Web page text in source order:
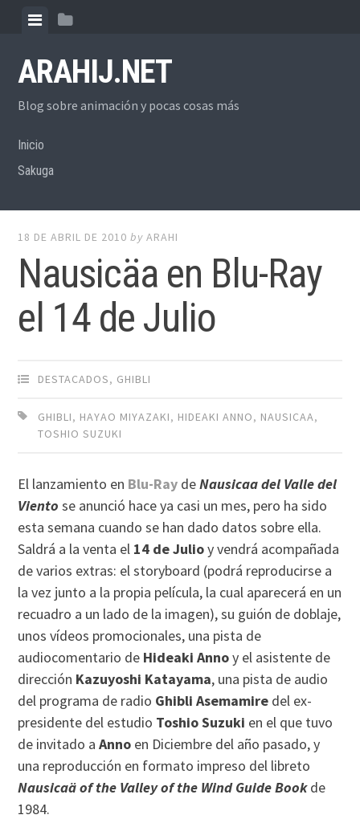
content
ViewView
ARAHIJ.NET
Blog sobre animación y pocas cosas más
Inicio
Sakuga
18 DE ABRIL DE 2010 byARAHI
Nausicäa en Blu-Ray
el 14 de Julio
DESTACADOS, GHIBLI
GHIBLI, HAYAO MIYAZAKI, HIDEAKI ANNO, NAUSICAA,
TOSHIO SUZUKI
El lanzamiento en Blu-Ray deNausicaa del Valle del
Viento se anunció hace ya casi un mes, pero ha sido
esta semana cuando se han dado datos sobre ella.
Saldrá a la venta el 14 de Julioy vendrá acompañada
de varios extras: el storyboard (podrá reproducirse a
la vez junto a la propia película, la cual aparecerá en un
recuadro a un lado de la imagen), su guión de doblaje,
unos vídeos promocionales, una pista de
audiocomentario de Hideaki Annoy el asistente de
dirección Kazuyoshi Katayama, una pista de audio
del programa de radio Ghibli Asemamire del ex-
presidente del estudio Toshio Suzuki en el que tuvo
de invitado aAnno en Diciembre del año pasado, y
una reproducción en formato impreso del libreto
Nausicaä of the Valley of the Wind Guide Bookde
1984.